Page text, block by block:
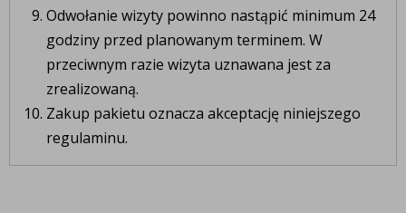
Odwołanie wizyty powinno nastąpić minimum 24
godziny przed planowanym terminem. W
przeciwnym razie wizyta uznawana jest za
zrealizowaną.
Zakup pakietu oznacza akceptację niniejszego
regulaminu.